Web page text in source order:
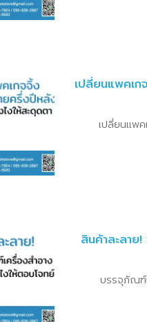
เปลี่ยนแพคเ
เปลี่ยนแพ
สินค้าละลาย
บรรจุภัณฑ์